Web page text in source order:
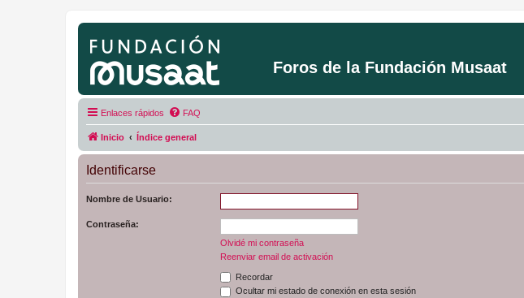
Foros de la Fundación Musaat
Enlaces rápidos FAQ
Inicio Índice general
Identificarse
Nombre de Usuario:
Contraseña:
Olvidé mi contraseña
Reenviar email de activación
Recordar
Ocultar mi estado de conexión en esta sesión